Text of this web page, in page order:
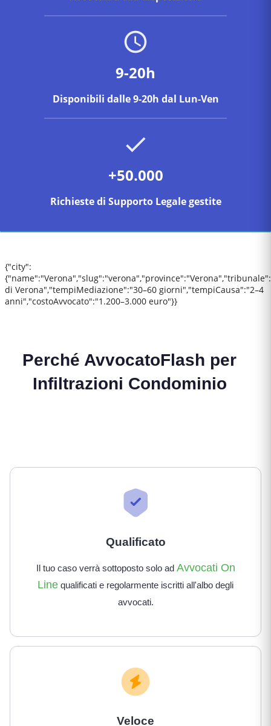
9-20h
Disponibili dalle 9-20h dal Lun-Ven
+50.000
Richieste di Supporto Legale gestite
{"city":
di Verona","tempiMediazione":"30–60 giorni","tempiCausa":"2–4
anni","costoAvvocato":"1.200–3.000 euro"}}
Perché AvvocatoFlash per
Infiltrazioni Condominio
Qualificato
Il tuo caso verrà sottoposto solo ad Avvocati On
Line qualificati e regolarmente iscritti all'albo degli
avvocati.
Veloce